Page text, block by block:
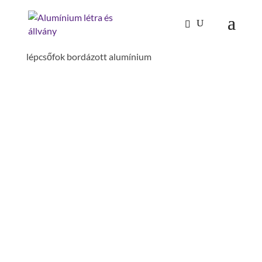
Kezdőlap/Mászástechnika
Lépcső dobogóval 60°
lépcsőfok bordázott alumínium